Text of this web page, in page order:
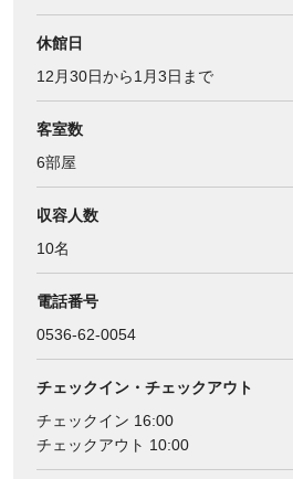
休館日
12月30日から1月3日まで
客室数
6部屋
収容人数
10名
電話番号
0536-62-0054
チェックイン・チェックアウト
チェックイン 16:00
チェックアウト 10:00